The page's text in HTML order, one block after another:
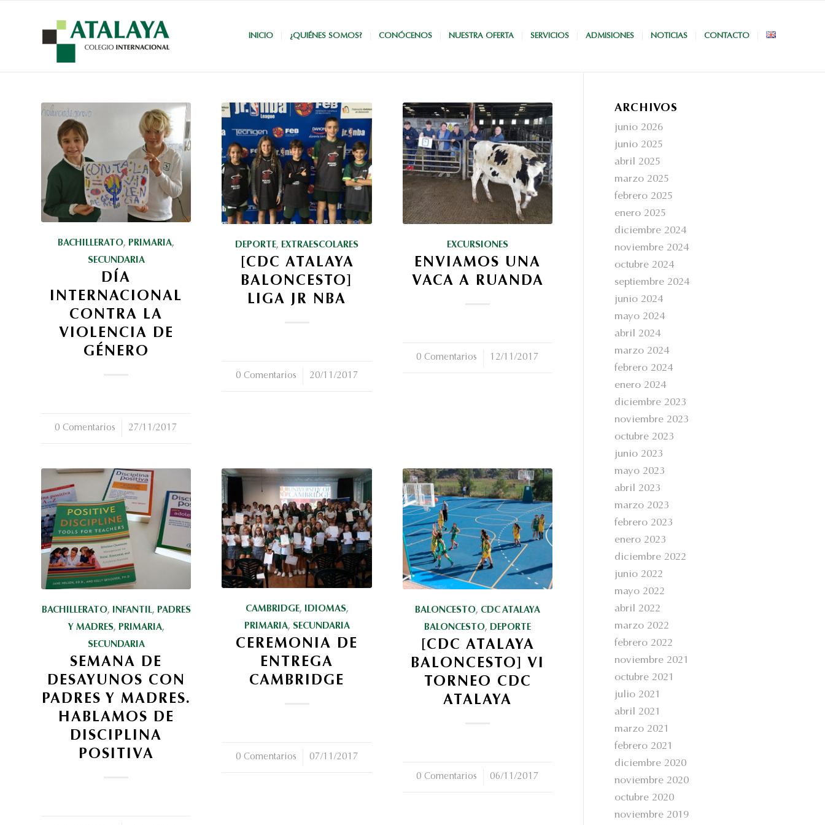
INICIO ¿QUIÉNES SOMOS? CONÓCENOS NUESTRA OFERTA SERVICIOS ADMISIONES NOTICIAS CONTACTO
BACHILLERATO, PRIMARIA,
SECUNDARIA
DÍA
INTERNACIONAL
CONTRA LA
VIOLENCIA DE
GÉNERO
0 Comentarios
/ 27/11/2017
DEPORTE, EXTRAESCOLARES
[CDC ATALAYA
BALONCESTO]
LIGA JR NBA
0 Comentarios
/ 20/11/2017
EXCURSIONES
ENVIAMOS UNA
VACA A RUANDA
0 Comentarios
/ 12/11/2017
BACHILLERATO, INFANTIL, PADRES
Y MADRES, PRIMARIA,
SECUNDARIA
SEMANA DE
DESAYUNOS CON
PADRES Y MADRES.
HABLAMOS DE
DISCIPLINA
POSITIVA
CAMBRIDGE, IDIOMAS,
PRIMARIA, SECUNDARIA
CEREMONIA DE
ENTREGA
CAMBRIDGE
0 Comentarios
/ 07/11/2017
BALONCESTO, CDC ATALAYA
BALONCESTO, DEPORTE
[CDC ATALAYA
BALONCESTO] VI
TORNEO CDC
ATALAYA
0 Comentarios
/ 06/11/2017
ARCHIVOS
junio 2026
junio 2025
abril 2025
marzo 2025
febrero 2025
enero 2025
diciembre 2024
noviembre 2024
octubre 2024
septiembre 2024
junio 2024
mayo 2024
abril 2024
marzo 2024
febrero 2024
enero 2024
diciembre 2023
noviembre 2023
octubre 2023
junio 2023
mayo 2023
abril 2023
marzo 2023
febrero 2023
enero 2023
diciembre 2022
junio 2022
mayo 2022
abril 2022
marzo 2022
febrero 2022
noviembre 2021
octubre 2021
julio 2021
abril 2021
marzo 2021
febrero 2021
diciembre 2020
noviembre 2020
octubre 2020
noviembre 2019